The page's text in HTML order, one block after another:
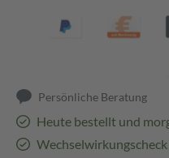
Persönliche Beratung
Heute bestellt und